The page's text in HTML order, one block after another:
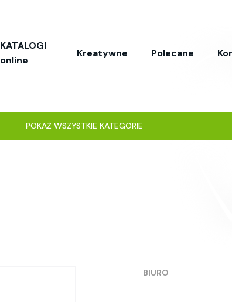
KATALOGI
online
Kreatywne Polecane
POKAŻ WSZYSTKIE KATEGORIE
BIURO